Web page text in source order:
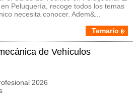
Peluquería, recoge todos los temas
necesita conocer. Adem&...
Temario
de Vehículos
2026